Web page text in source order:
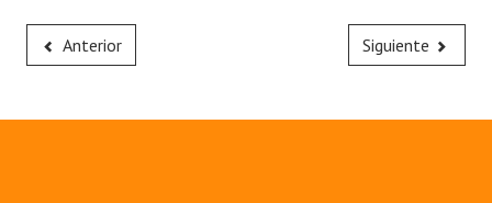
Anterior Siguiente